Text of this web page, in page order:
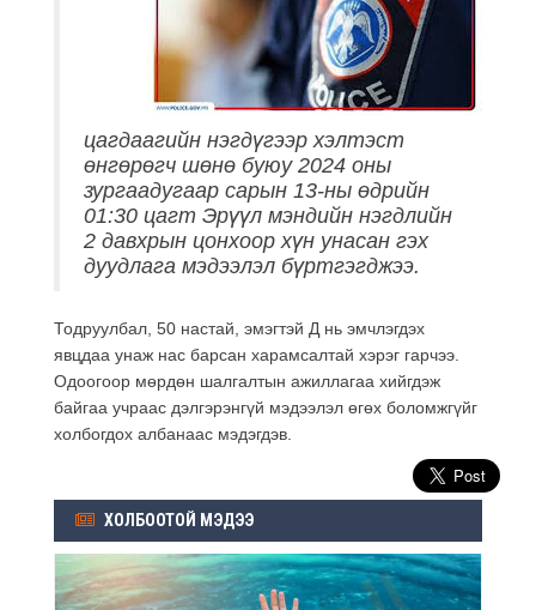
цагдаагийн нэгдүгээр хэлтэст
өнгөрөгч шөнө буюу 2024 оны
зургаадугаар сарын 13-ны өдрийн
01:30 цагт Эрүүл мэндийн нэгдлийн
2 давхрын цонхоор хүн унасан гэх
дуудлага мэдээлэл бүртгэгджээ.
Тодруулбал, 50 настай, эмэгтэй Д нь эмчлэгдэх
явцдаа унаж нас барсан харамсалтай хэрэг гарчээ.
Одоогоор мөрдөн шалгалтын ажиллагаа хийгдэж
байгаа учраас дэлгэрэнгүй мэдээлэл өгөх боломжгүйг
холбогдох албанаас мэдэгдэв.
ХОЛБООТОЙ МЭДЭЭ